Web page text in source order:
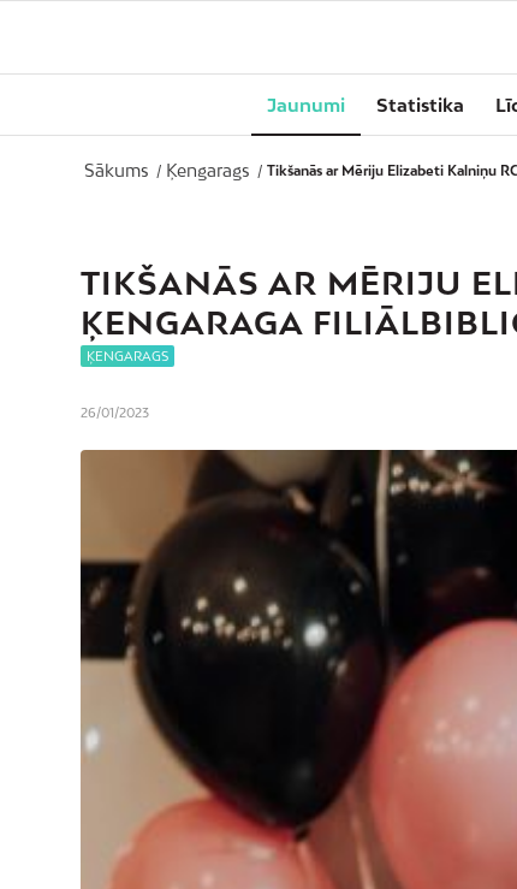
Jaunumi Statistika
Sākums / Ķengarags / Tikšanās ar Mēriju Elizabeti Kalniņu
TIKŠANĀS AR MĒRIJU
ĶENGARAGA
ĶENGARAGS
26/01/2023